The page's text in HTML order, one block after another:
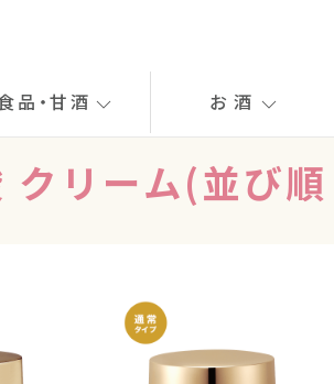
品・甘酒 お酒
クリーム(並び